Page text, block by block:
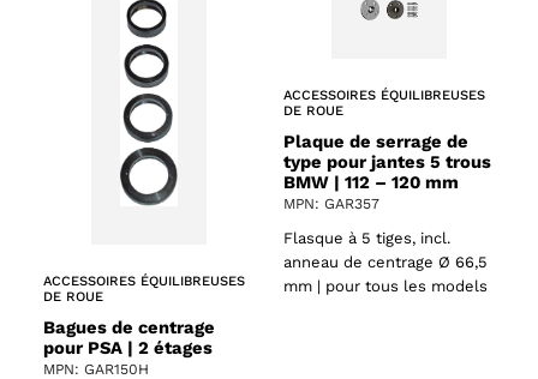
ACCESSOIRES ÉQUILIBREUSES
DE ROUE
Bagues de centrage
pour PSA | 2 étages
MPN: GAR150H
ACCESSOIRES ÉQUILIBREUSES
DE ROUE
Plaque de serrage de
type pour jantes 5 trous
BMW | 112 – 120 mm
MPN: GAR357
Flasque à 5 tiges, incl.
anneau de centrage Ø 66,5
mm | pour tous les models